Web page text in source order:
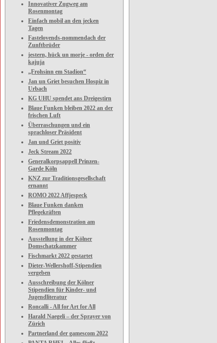
Innovativer Zugweg am
Rosenmontag
Einfach mobil an den jecken
Tagen
Fastelovends-nommendach der
Zunftbrüder
jestern, hück un morje - orden der
kajuja
„Frohsinn em Stadion“
Jan un Griet besuchen Hospiz in
Urbach
KG UHU spendet ans Dreigestirn
Blaue Funken bleiben 2022 an der
frischen Luft
Überraschungen und ein
sprachloser Präsident
Jan und Griet positiv
Jeck Stream 2022
Generalkorpsappell Prinzen-
Garde Köln
KNZ zur Traditionsgesellschaft
ernannt
ROMO 2022 Affjespeck
Blaue Funken danken
Pflegekräften
Friedensdemonstration am
Rosenmontag
Ausstellung in der Kölner
Domschatzkammer
Fischmarkt 2022 gestartet
Dieter-Wellershoff-Stipendien
vergeben
Ausschreibung der Kölner
Stipendien für Kinder- und
Jugendliteratur
Roncalli - All for Art for All
Harald Naegeli – der Sprayer von
Zürich
Partnerland der gamescom 2022